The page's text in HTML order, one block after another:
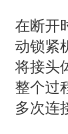
在断开
动锁紧
将接头
整个过
多次连